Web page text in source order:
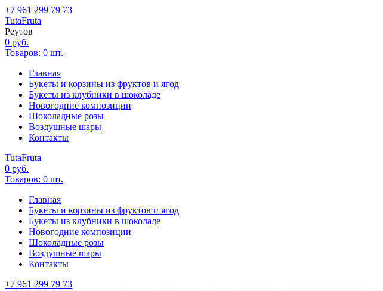
+7 961 299 79 73
TutaFruta
Реутов
0 руб.
Товаров: 0 шт.
Главная
Букеты и корзины из фруктов и ягод
Букеты из клубники в шоколаде
Новогодние композиции
Шоколадные розы
Воздушные шары
Контакты
TutaFruta
0 руб.
Товаров: 0 шт.
Главная
Букеты и корзины из фруктов и ягод
Букеты из клубники в шоколаде
Новогодние композиции
Шоколадные розы
Воздушные шары
Контакты
+7 961 299 79 73